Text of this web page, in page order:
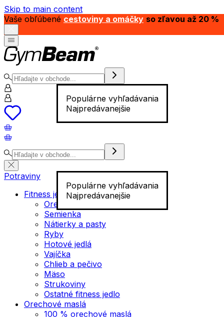
Skip to main content
Vaše obľúbené cestoviny a omáčky so zľavou až 20 %
Populárne vyhľadávania
Najpredávanejšie
Populárne vyhľadávania
Najpredávanejšie
Potraviny
Fitness jedlo
Orechy
Semienka
Nátierky a pasty
Ryby
Hotové jedlá
Vajíčka
Chlieb a pečivo
Mäso
Strukoviny
Ostatné fitness jedlo
Orechové maslá
100 % orechové maslá